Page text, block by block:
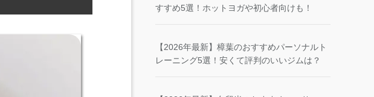
すすめ5選！ホットヨガや初心者向けも！
【2026年最新】樟葉のおすすめパーソナルト
レーニング5選！安くて評判のいいジムは？